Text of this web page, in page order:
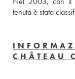
tenuta è stata
CHÂTEAU